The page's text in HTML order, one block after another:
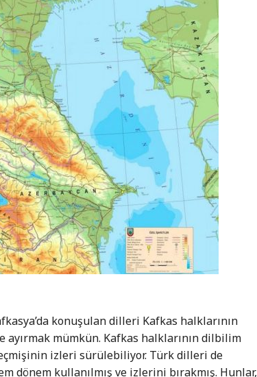
konuşulan dilleri Kafkas halklarının
mümkün. Kafkas halklarının dilbilim
izleri sürülebiliyor. Türk dilleri de
dönem kullanılmış ve izlerini bırakmış. Hunlar,